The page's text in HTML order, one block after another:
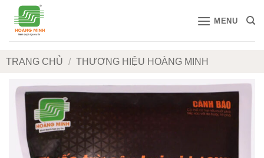
qua
MENU
TRANG CHỦ / THƯƠNG HIỆU HOÀNG MINH